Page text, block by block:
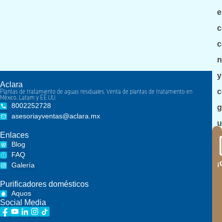
y
Aclara
Plantas de tratamiento de aguas residuales. Venta de plantas de tratamiento en
México, Latam y EE.UU.
8002252728
asesoriayventas@aclara.mx
Enlaces
Blog
?
FAQ
Galería
Purificadores domésticos
Aquos
Social Media